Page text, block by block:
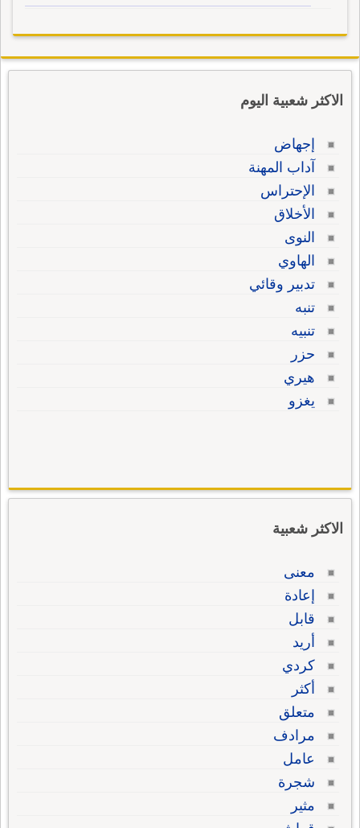
الاكثر شعبية اليوم
إجهاض
آداب المهنة
الإحتراس
الأخلاق
النوى
الهاوي
تدبير وقائي
تنبه
تنبيه
حزر
هيري
يغزو
الاكثر شعبية
معنى
إعادة
قابل
أريد
كردي
أكثر
متعلق
مرادف
عامل
شجرة
مثير